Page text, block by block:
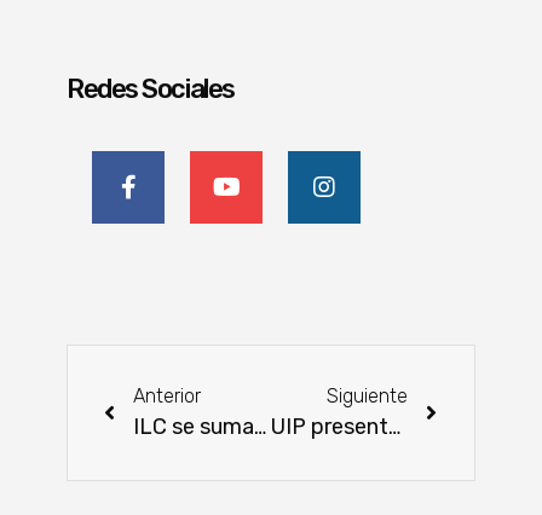
Redes Sociales
Anterior
ILC se suma a la celebración de la Paz homenajeando a los Héroes de Curupayty y Boquerón
Siguiente
UIP presentará casos exitosos de sostenibilidad en el sector Industrial